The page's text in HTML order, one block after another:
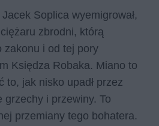
Soplica wyemigrował,
zbrodni, którą
zakonu i od tej pory
Księdza Robaka. Miano to
to, jak nisko upadł przez
grzechy i przewiny. To
przemiany tego bohatera.